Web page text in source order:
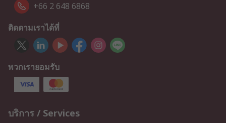
+66 2 648 6868
ติดตามเราได้ที่
พวกเรายอมรับ
บริการ / Services